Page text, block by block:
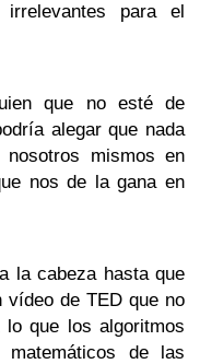
para el
que no esté de
alegar que nada
mismos en
nos de la gana en
la cabeza hasta que
de TED que no
que los algoritmos
de las